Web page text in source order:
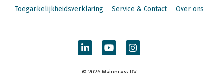
Toegankelijkheidsverklaring
Service & Contact Over ons